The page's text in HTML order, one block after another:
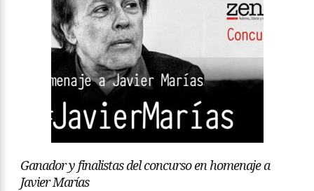
Ganador y finalistas del concurso en homenaje a
Javier Marías